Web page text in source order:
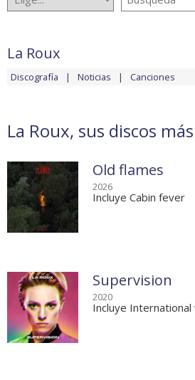
La Roux
Discografía Noticias Canciones
La Roux, sus discos
Old flames
2026
Incluye Cabin fever
Supervision
2020
Incluye